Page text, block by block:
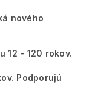
nového
12 - 120 rokov.
Podporujú